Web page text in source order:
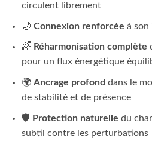
circulent librement
🌙 Connexion renforcée à
🌈 Réharmonisation complète
pour un flux énergétique
🌍 Ancrage profond dans le
de stabilité et de présence
🛡️ Protection naturelle du
subtil contre les perturbations